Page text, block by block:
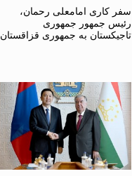
سفر کاری امامعلی رحمان،
رئیس جمهور جمهوری
تاجیکستان به جمهوری قزاقستان